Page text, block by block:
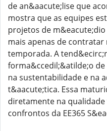
de an&aacute;lise que
mostra que as equipes
projetos de
mais apenas de
temporada. A
forma&ccedil;&atilde;o
na sustentabilidade e na
t&aacute;tica. Essa
diretamente na
confrontos da EE365